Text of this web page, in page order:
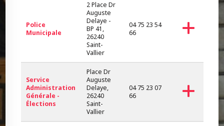
Police
Municipale
2 Place Dr
Auguste
Delaye -
BP 41,
26240
Saint-
Vallier
04 75 23 54
66
Service
Administration
Générale -
Élections
Place Dr
Auguste
Delaye,
26240
Saint-
Vallier
04 75 23 07
66